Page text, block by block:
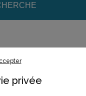
que je recherche
privée